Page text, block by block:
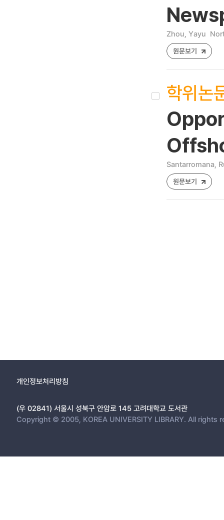
Zhou, Yayu
원문보기
학위논
Santarromana,
원문보기
개인정보처리방침
(우 02841) 서울시 성북구 안암로 145 고려대학교 도서관
Copyright © 2005, KOREA UNIVERSITY LIBRARY. All rights